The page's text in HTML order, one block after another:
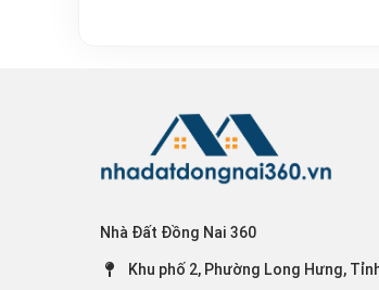
Nhà Đất Đồng Nai 360
Khu phố 2, Phường Long Hưng,